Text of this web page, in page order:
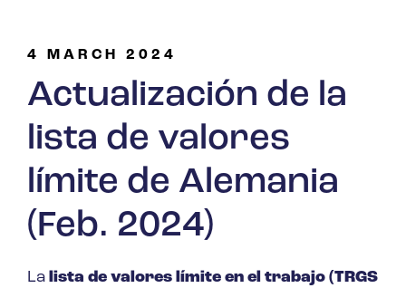
4 MARCH 2024
Actualización de la
lista de valores
límite de Alemania
(Feb. 2024)
La lista de valores límite en el trabajo (TRGS